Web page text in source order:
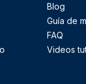
Blog
Guía de
FAQ
Videos